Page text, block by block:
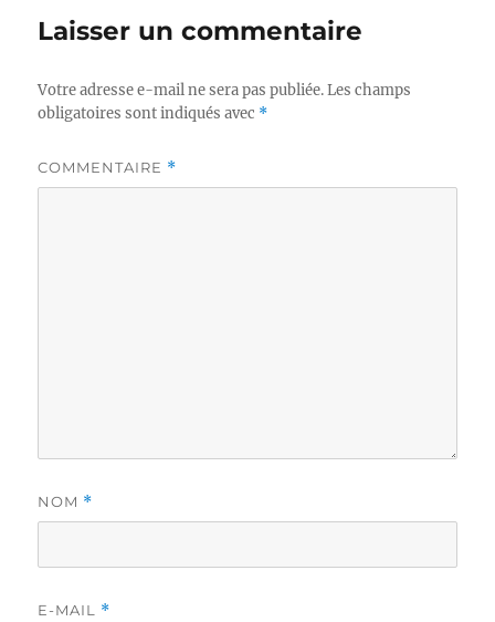
Laisser un commentaire
Votre adresse e-mail ne sera pas publiée. Les champs
obligatoires sont indiqués avec *
COMMENTAIRE *
NOM *
E-MAIL *